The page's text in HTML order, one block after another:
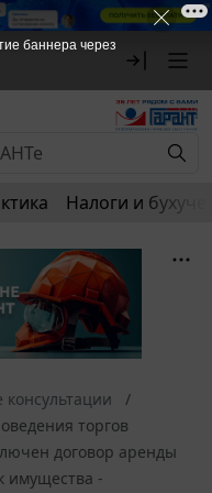
Налоги и
торгов
договор аренды
имущества -
баннера через